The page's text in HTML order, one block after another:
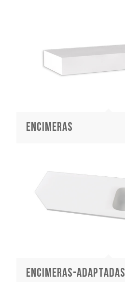
encimeras
encimeras-adaptadas